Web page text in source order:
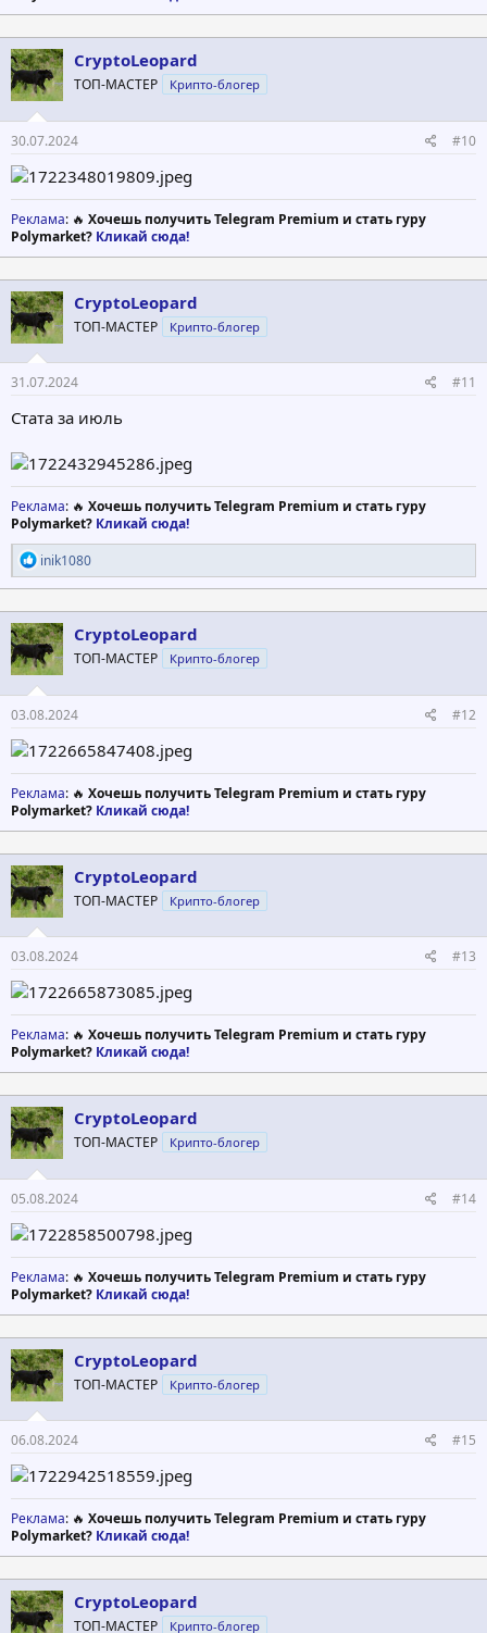
CryptoLeopard
ТОП-МАСТЕР Крипто-блогер
30.07.2024 #10
Реклама: 🔥 Хочешь получить Telegram Premium и стать гуру
Polymarket? Кликай сюда!
CryptoLeopard
ТОП-МАСТЕР Крипто-блогер
31.07.2024 #11
Стата за июль
Реклама: 🔥 Хочешь получить Telegram Premium и стать гуру
Polymarket? Кликай сюда!
Р
е
а
к
ц
и
и
:
inik1080
CryptoLeopard
ТОП-МАСТЕР Крипто-блогер
03.08.2024 #12
Реклама: 🔥 Хочешь получить Telegram Premium и стать гуру
Polymarket? Кликай сюда!
CryptoLeopard
ТОП-МАСТЕР Крипто-блогер
03.08.2024 #13
Реклама: 🔥 Хочешь получить Telegram Premium и стать гуру
Polymarket? Кликай сюда!
CryptoLeopard
ТОП-МАСТЕР Крипто-блогер
05.08.2024 #14
Реклама: 🔥 Хочешь получить Telegram Premium и стать гуру
Polymarket? Кликай сюда!
CryptoLeopard
ТОП-МАСТЕР Крипто-блогер
06.08.2024 #15
Реклама: 🔥 Хочешь получить Telegram Premium и стать гуру
Polymarket? Кликай сюда!
CryptoLeopard
ТОП-МАСТЕР Крипто-блогер